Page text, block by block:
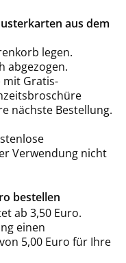
aus dem
legen.
abgezogen.
mit Gratis-
nächste Bestellung.
Verwendung nicht
bestellen
ab 3,50 Euro.
einen
5,00 Euro für Ihre